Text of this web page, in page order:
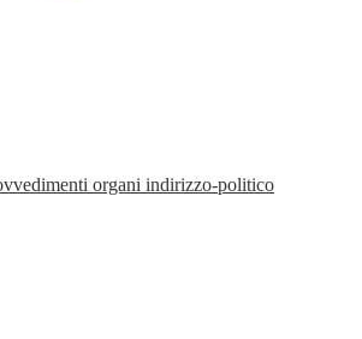
organi indirizzo-politico